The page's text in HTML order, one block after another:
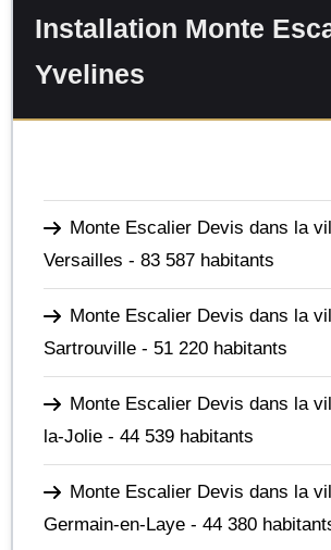
Installation Monte
Yvelines
Monte Escalier Devis dans la
Versailles - 83 587 habitants
Monte Escalier Devis dans la
Sartrouville - 51 220 habitants
Monte Escalier Devis dans la
la-Jolie - 44 539 habitants
Monte Escalier Devis dans la
Germain-en-Laye - 44 380